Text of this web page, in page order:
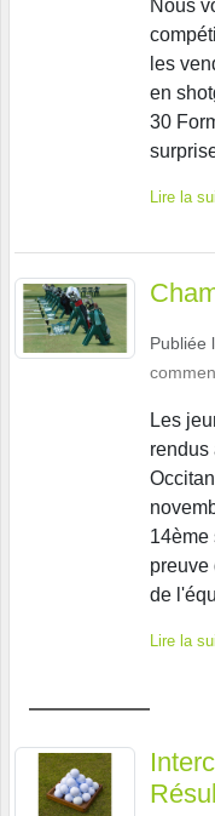
Nous
les
en
30
Lire la
Publiée
Les
rendus
14ème
preuve
de
Lire la